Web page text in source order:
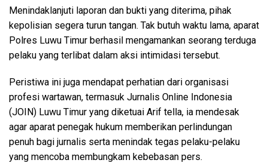
Menindaklanjuti laporan dan bukti yang diterima, pihak
kepolisian segera turun tangan. Tak butuh waktu lama, aparat
Polres Luwu Timur berhasil mengamankan seorang terduga
pelaku yang terlibat dalam aksi intimidasi tersebut.
Peristiwa ini juga mendapat perhatian dari organisasi
profesi wartawan, termasuk Jurnalis Online Indonesia
(JOIN) Luwu Timur yang diketuai Arif tella, ia mendesak
agar aparat penegak hukum memberikan perlindungan
penuh bagi jurnalis serta menindak tegas pelaku-pelaku
yang mencoba membungkam kebebasan pers.